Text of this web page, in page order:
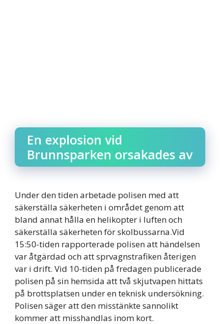
En explosion vid
Brunnsparken orsakades av
Under den tiden arbetade polisen med att
säkerställa säkerheten i området genom att
bland annat hålla en helikopter i luften och
säkerställa säkerheten för skolbussarna.Vid
15:50-tiden rapporterade polisen att händelsen
var åtgärdad och att sprvagnstrafiken återigen
var i drift. Vid 10-tiden på fredagen publicerade
polisen på sin hemsida att två skjutvapen hittats
på brottsplatsen under en teknisk undersökning.
Polisen säger att den misstänkte sannolikt
kommer att misshandlas inom kort.